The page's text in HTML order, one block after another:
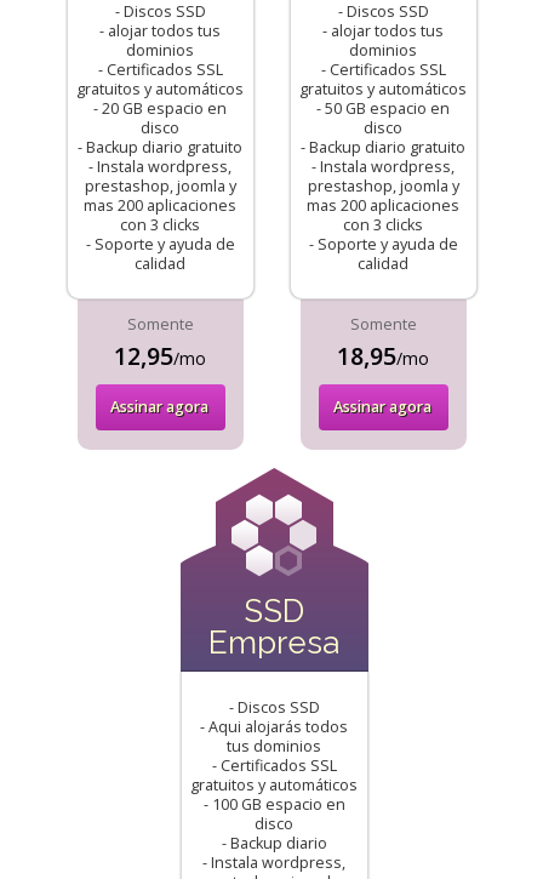
- Discos SSD
- alojar todos tus
dominios
- Certificados SSL
gratuitos y automáticos
- 20 GB espacio en
disco
- Backup diario gratuito
- Instala wordpress,
prestashop, joomla y
mas 200 aplicaciones
con 3 clicks
- Soporte y ayuda de
calidad
Somente
12,95/mo
Assinar agora
- Discos SSD
- alojar todos tus
dominios
- Certificados SSL
gratuitos y automáticos
- 50 GB espacio en
disco
- Backup diario gratuito
- Instala wordpress,
prestashop, joomla y
mas 200 aplicaciones
con 3 clicks
- Soporte y ayuda de
calidad
Somente
18,95/mo
Assinar agora
SSD
Empresa
- Discos SSD
- Aqui alojarás todos
tus dominios
- Certificados SSL
gratuitos y automáticos
- 100 GB espacio en
disco
- Backup diario
- Instala wordpress,